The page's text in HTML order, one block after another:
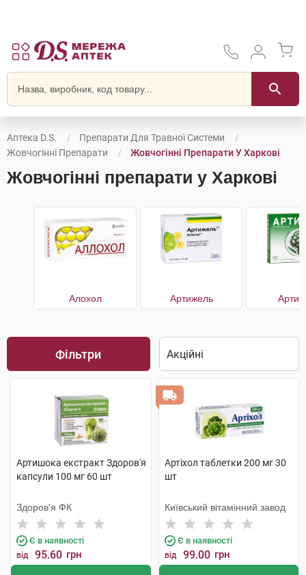
Аптека D.S.
Препарати Для Травної Системи
Жовчогінні Препарати
Жовчогінні Препарати У Харкові
Жовчогінні препарати у Харкові
Алохол Артижель
Фільтри
Артишока екстракт Здоров'я
капсули 100 мг 60 шт
Здоров'я ФК
Є в наявності
від 95.60 грн
Артіхол таблетки 200 мг 30
шт
Київський вітамінний завод
Є в наявності
від 99.00 грн